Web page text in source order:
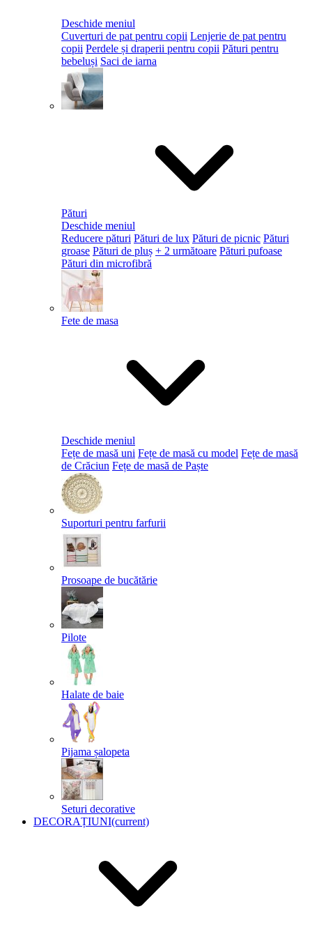
Deschide meniul
Cuverturi de pat pentru copii Lenjerie de pat pentru
copii Perdele și draperii pentru copii Pături pentru
bebeluși Saci de iarna
Pături
Deschide meniul
Reducere pături Pături de lux Pături de picnic Pături
groase Pături de pluș + 2 următoare Pături pufoase
Pături din microfibră
Fete de masa
Deschide meniul
Fețe de masă uni Fețe de masă cu model Fețe de masă
de Crăciun Fețe de masă de Paște​
Suporturi pentru farfurii
Prosoape de bucătărie
Pilote
Halate de baie
Pijama șalopeta
Seturi decorative
DECORAȚIUNI(current)